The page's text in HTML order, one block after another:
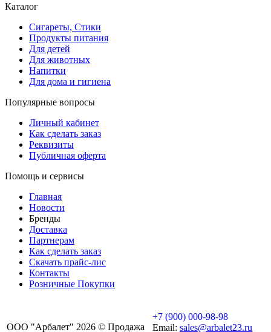
Каталог
Сигареты, Стики
Продукты питания
Для детей
Для животных
Напитки
Для дома и гигиена
Популярные вопросы
Личный кабинет
Как сделать заказ
Реквизиты
Публичная оферта
Помощь и сервисы
Главная
Новости
Бренды
Доставка
Партнерам
Как сделать заказ
Скачать прайс-лис
Контакты
Розничные Покупки
ООО "Арбалет" 2026 © Продажа
+7 (900) 000-98-98
Email: sales@arbalet23.ru